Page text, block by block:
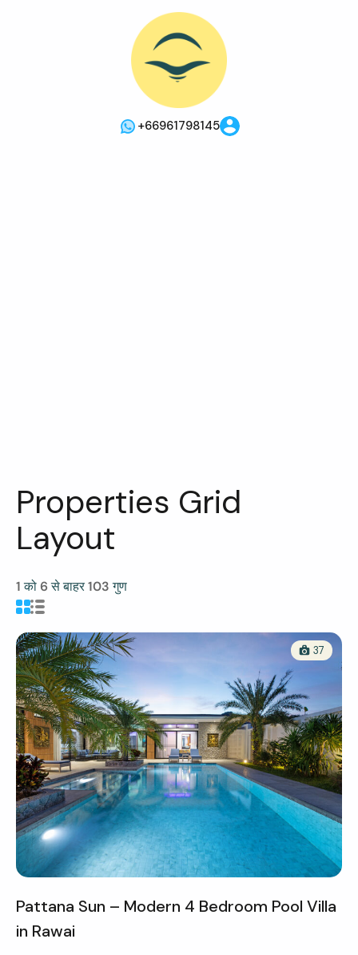
+66961798145
Properties Grid
Layout
1को 6से बाहर103गुण
37
Pattana Sun – Modern 4 Bedroom Pool Villa
in Rawai